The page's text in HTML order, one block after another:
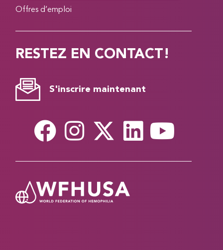
Offres d’emploi
RESTEZ EN CONTACT!
S'inscrire maintenant